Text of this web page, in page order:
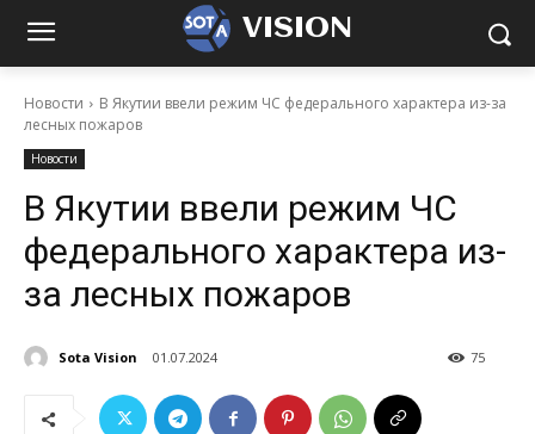
VISION
Новости
В Якутии ввели режим ЧС федерального характера из-за
лесных пожаров
Новости
В Якутии ввели режим ЧС
федерального характера из-
за лесных пожаров
Sota Vision 01.07.2024 75